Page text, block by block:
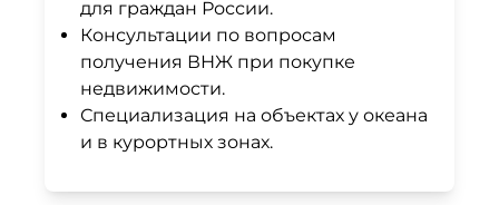
для граждан России.
Консультации по вопросам
получения ВНЖ при покупке
недвижимости.
Специализация на объектах у океана
и в курортных зонах.